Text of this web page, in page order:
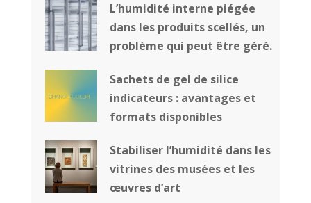
L’humidité interne piégée
dans les produits scellés, un
problème qui peut être géré.
Sachets de gel de silice
indicateurs : avantages et
formats disponibles
Stabiliser l’humidité dans les
vitrines des musées et les
œuvres d’art